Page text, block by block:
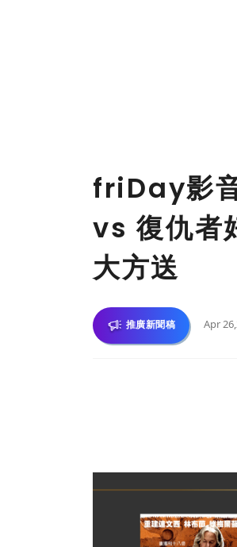
friDay影
vs 復仇者
大方送
推廣新聞稿 Apr